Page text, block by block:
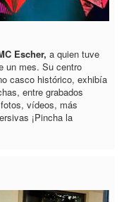
Escher, a quien tuve
un mes. Su centro
casco histórico, exhibía
entre grabados
vídeos, más
¡Pincha la